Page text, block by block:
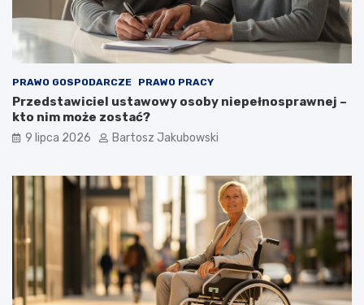
PRAWO GOSPODARCZE PRAWO PRACY
Przedstawiciel ustawowy osoby niepełnosprawnej –
kto nim może zostać?
9 lipca 2026 Bartosz Jakubowski